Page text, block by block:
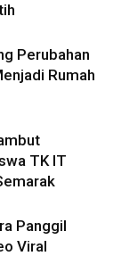
Perubahan
Rumah
TK IT
Panggil
Viral